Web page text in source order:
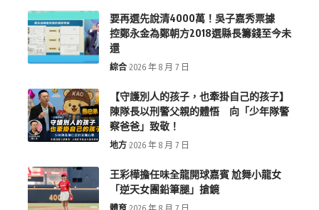
要再選先說清4000萬！吳子嘉秀票據
控鄭永金為鄭朝方2018選縣長籌錢至今未
還
綜合 2026 年 8 月 7 日
【守護別人的孩子，也牽掛自己的孩子】
陳隊長以刑警父親的體悟 向「少年隊警
察爸爸」致敬！
地方 2026 年 8 月 7 日
王彩樺擔任味全龍開球嘉賓 尬舞小龍女
「逆天女團鉛筆腿」搶鏡